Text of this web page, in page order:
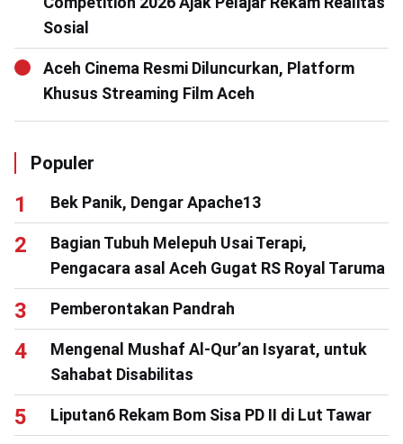
Sosial
Aceh Cinema Resmi Diluncurkan, Platform
Khusus Streaming Film Aceh
Populer
Bek Panik, Dengar Apache13
Bagian Tubuh Melepuh Usai Terapi,
Pengacara asal Aceh Gugat RS Royal Taruma
Pemberontakan Pandrah
Mengenal Mushaf Al-Qur’an Isyarat, untuk
Sahabat Disabilitas
Liputan6 Rekam Bom Sisa PD II di Lut Tawar